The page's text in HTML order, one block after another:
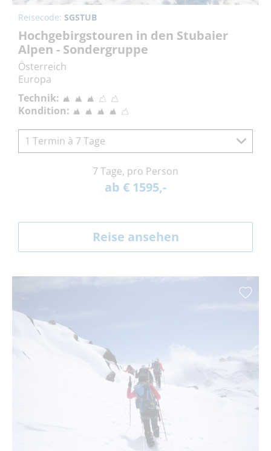
Reisecode: SGSTUB
Hochgebirgstouren in den Stubaier
Alpen - Sondergruppe
Österreich
Europa
Technik:
Kondition:
1 Termin à 7 Tage
7 Tage, pro Person
ab € 1595,-
Reise ansehen